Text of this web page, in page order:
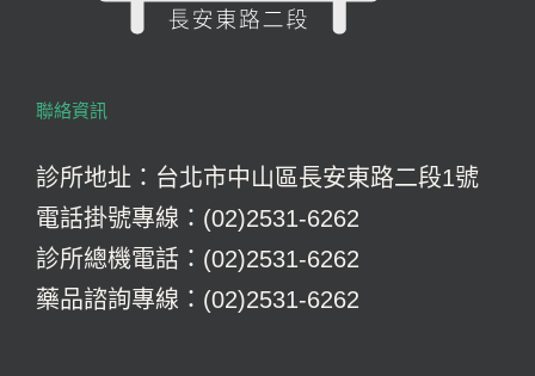
聯絡資訊
診所地址：台北市中山區長安東路二段1號
電話掛號專線：(02)2531-6262
診所總機電話：(02)2531-6262
藥品諮詢專線：(02)2531-6262